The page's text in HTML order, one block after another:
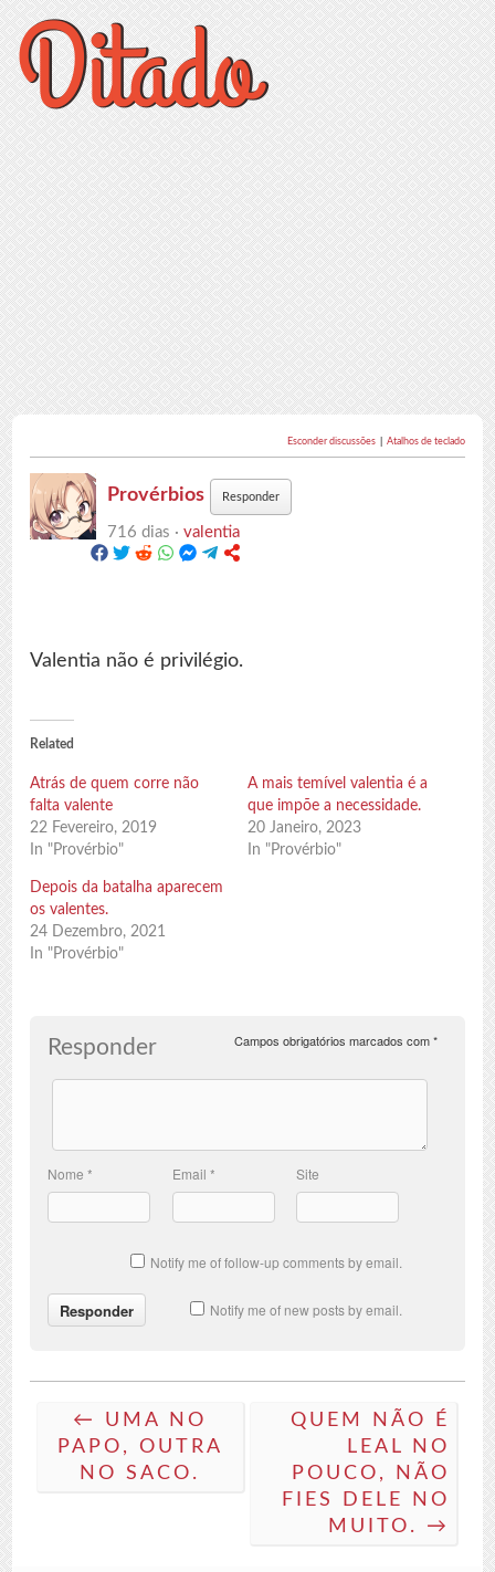
Esconder discussões Atalhos de teclado
Provérbios Responder
716 dias ·valentia
Valentia não é privilégio.
Related
Atrás de quem corre não
falta valente
22 Fevereiro, 2019
In "Provérbio"
A mais temível valentia é a
que impõe a necessidade.
20 Janeiro, 2023
In "Provérbio"
Depois da batalha aparecem
os valentes.
24 Dezembro, 2021
In "Provérbio"
Responder Campos obrigatórios marcados com*
Nome* Email * Site
Notify me of follow-up comments by email.
Notify me of new posts by email.
← UMA NO
PAPO, OUTRA
NO SACO.
QUEM NÃO É
LEAL NO
POUCO, NÃO
FIES DELE NO
MUITO. →